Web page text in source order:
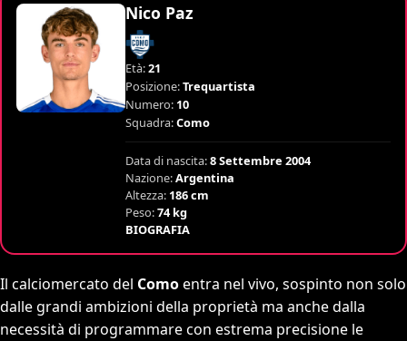
Nico Paz
Età:21
Posizione:Trequartista
Numero: 10
Squadra:Como
Data di nascita:8 Settembre 2004
Nazione:Argentina
Altezza: 186 cm
Peso:74 kg
BIOGRAFIA
Il calciomercato del Comoentra nel vivo, sospinto non solo
dalle grandi ambizioni della proprietà ma anche dalla
necessità di programmare con estrema precisione le